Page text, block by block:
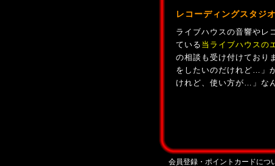
レコーディングスタジ
ライブハウスの音響やレ
ている 当ライブハウスの
の相談も受け付けており
をしたいのだけれど…」
けれど、使い方が…」な
会員登録・ポイントカードにつ